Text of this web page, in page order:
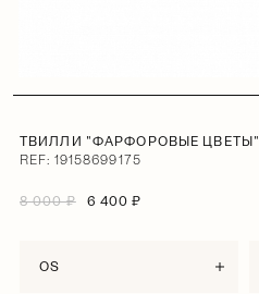
ТВИЛЛИ "ФАРФОРОВЫЕ ЦВЕТЫ"
REF: 19158699175
8 000 ₽ 6 400 ₽
OS